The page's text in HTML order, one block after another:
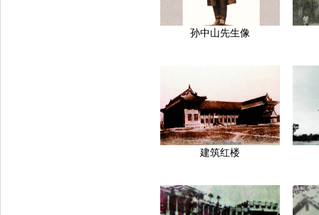
孙中山先生像
建筑红楼